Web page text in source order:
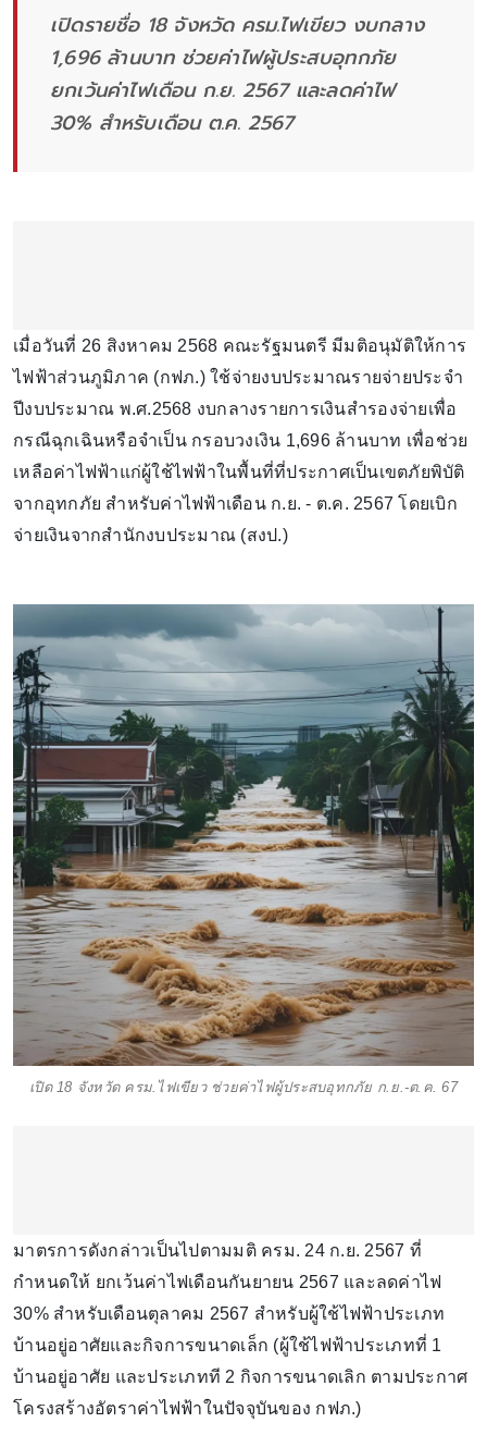
เปิดรายชื่อ 18 จังหวัด ครม.ไฟเขียว งบกลาง
1,696 ล้านบาท ช่วยค่าไฟผู้ประสบอุทกภัย
ยกเว้นค่าไฟเดือน ก.ย. 2567 และลดค่าไฟ
30% สำหรับเดือน ต.ค. 2567
เมื่อวันที่ 26 สิงหาคม 2568 คณะรัฐมนตรี มีมติอนุมัติให้การ
ไฟฟ้าส่วนภูมิภาค (กฟภ.) ใช้จ่ายงบประมาณรายจ่ายประจำ
ปีงบประมาณ พ.ศ.2568 งบกลางรายการเงินสํารองจ่ายเพื่อ
กรณีฉุกเฉินหรือจำเป็น กรอบวงเงิน 1,696 ล้านบาท เพื่อช่วย
เหลือค่าไฟฟ้าแก่ผู้ใช้ไฟฟ้าในพื้นที่ที่ประกาศเป็นเขตภัยพิบัติ
จากอุทกภัย สำหรับค่าไฟฟ้าเดือน ก.ย. - ต.ค. 2567 โดยเบิก
จ่ายเงินจากสำนักงบประมาณ (สงป.)
เปิด 18 จังหวัด ครม.ไฟเขียว ช่วยค่าไฟผู้ประสบอุทกภัย ก.ย.-ต.ค. 67
มาตรการดังกล่าวเป็นไปตามมติ ครม. 24 ก.ย. 2567 ที่
กำหนดให้ ยกเว้นค่าไฟเดือนกันยายน 2567 และลดค่าไฟ
30% สำหรับเดือนตุลาคม 2567 สำหรับผู้ใช้ไฟฟ้าประเภท
บ้านอยู่อาศัยและกิจการขนาดเล็ก (ผู้ใช้ไฟฟ้าประเภทที่ 1
บ้านอยู่อาศัย และประเภทที 2 กิจการขนาดเลิก ตามประกาศ
โครงสร้างอัตราค่าไฟฟ้าในปัจจุบันของ กฟภ.)